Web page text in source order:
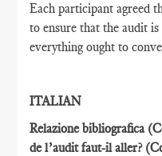
Each participant agreed
to ensure that the audit
everything ought to
ITALIAN
Relazione bibliografica
de l’audit faut-il aller?